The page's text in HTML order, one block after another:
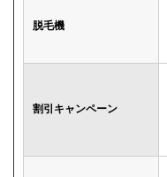
脱毛機
割引キャンペーン